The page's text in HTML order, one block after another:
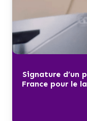
Signature d’un
France pour le